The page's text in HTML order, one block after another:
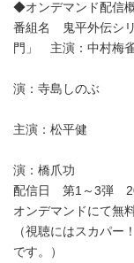
◆オンデマンド配信
番組名 鬼平外伝シ
門」 主演：中村梅
第2弾「鬼
演：寺島しのぶ
第3弾「鬼
主演：松平健
第4弾「
演：橋爪功
配信日 第1～3弾
オンデマンドにて無
（視聴にはスカパー
です。）